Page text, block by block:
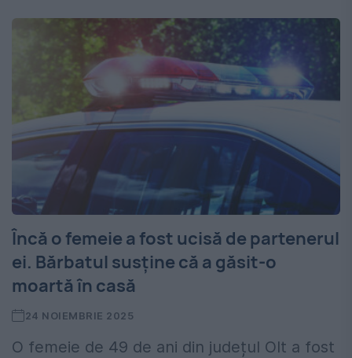
Încă o femeie a fost ucisă de partenerul
ei. Bărbatul susține că a găsit-o
moartă în casă
24 NOIEMBRIE 2025
O femeie de 49 de ani din județul Olt a fost